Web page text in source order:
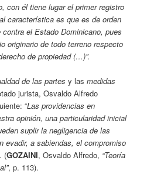
con él tiene lugar el primer registro
característica es que es de orden
el Estado Dominicano, pues
originario de todo terreno respecto
de propiedad (…)”.
de las partes y lasmedidas
jurista, Osvaldo Alfredo
“Las providencias en
opinión, una particularidad inicial
suplir la negligencia de las
evadir, a sabiendas, el compromiso
(GOZAINI, Osvaldo Alfredo, “Teoría
, p. 113).